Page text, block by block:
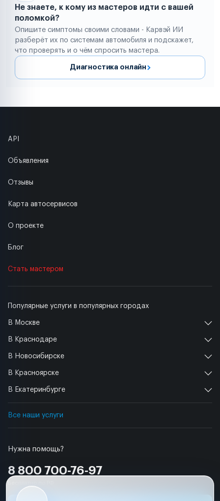
Не знаете, к кому из мастеров идти с вашей
поломкой?
Опишите симптомы своими словами - Карвэй ИИ
разберёт их по системам автомобиля и подскажет,
что проверять и о чём спросить мастера.
Диагностика онлайн
Нужна помощь?
8 800 700-76-97
Популярные услуги в популярных городах
В Москве
В Краснодаре
В Новосибирске
В Красноярске
В Екатеринбурге
Все наши услуги
API
Объявления
Отзывы
Карта автосервисов
О проекте
Блог
Стать мастером